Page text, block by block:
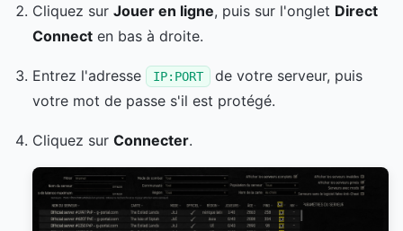
Cliquez sur Jouer en ligne, puis sur l'onglet Direct
Connect en bas à droite.
Entrez l'adresse IP:PORT
de votre serveur, puis
votre mot de passe s'il est protégé.
Cliquez sur Connecter.